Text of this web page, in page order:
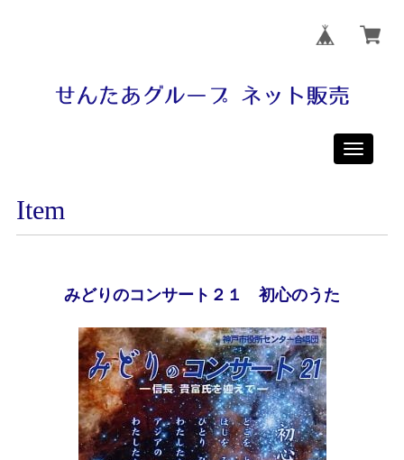
Toggle
Item
みどりのコンサート２１ 初心のうた